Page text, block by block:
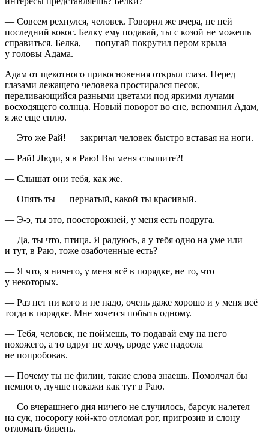
— Совсем рехнулся, человек. Говорил же вчера, не пей
последний кокос. Белку ему подавай, ты с козой не можешь
справиться. Белка, — попугай покрутил пером крыла
у головы Адама.
Адам от щекотного прикосновения открыл глаза. Перед
глазами лежащего человека простирался песок,
переливающийся разными цветами под яркими лучами
восходящего солнца. Новый поворот во сне, вспомнил Адам,
я же еще сплю.
— Это же Рай! — закричал человек быстро вставая на ноги.
— Рай! Люди, я в Раю! Вы меня слышите?!
— Слышат они тебя, как же.
— Опять ты — пернатый, какой ты красивый.
— Э-э, ты это, поосторожней, у меня есть подруга.
— Да, ты что, птица. Я радуюсь, а у тебя одно на уме или
и тут, в Раю, тоже озабоченные есть?
— Я что, я ничего, у меня всё в порядке, не то, что
у некоторых.
— Раз нет ни кого и не надо, очень даже хорошо и у меня всё
тогда в порядке. Мне хочется побыть одному.
— Тебя, человек, не поймешь, то подавай ему на него
похожего, а то вдруг не хочу, вроде уже надоела
не попробовав.
— Почему ты не филин, такие слова знаешь. Помолчал бы
немного, лучше покажи как тут в Раю.
— Со вчерашнего дня ничего не случилось, барсук налетел
на сук, носорогу кой-кто отломал рог, пригрозив и слону
отломать бивень.